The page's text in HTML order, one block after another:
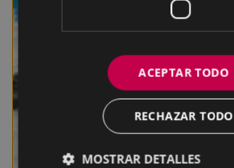
ACEPTAR TODO
RECHAZAR TODO
MOSTRAR DETALLES